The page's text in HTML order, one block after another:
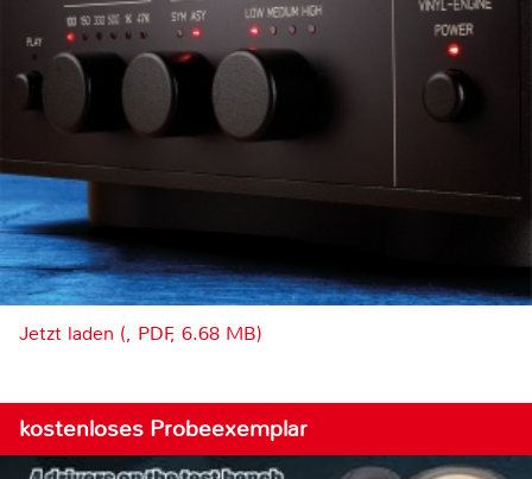
Jetzt laden (, PDF, 6.68 MB)
kostenloses Probeexemplar